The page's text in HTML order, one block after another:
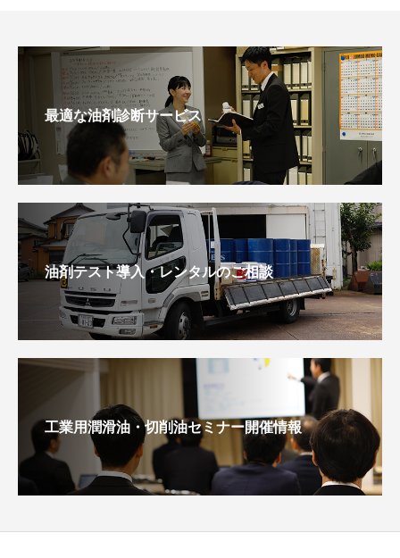
最適な油剤診断サービス
油剤テスト導入・レンタルのご相談
工業用潤滑油・切削油セミナー開催情報